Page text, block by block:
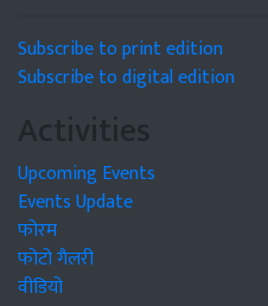
Subscribe to print edition
Subscribe to digital edition
Activities
Upcoming Events
Events Update
फोरम
फोटो गैलरी
वीडियो